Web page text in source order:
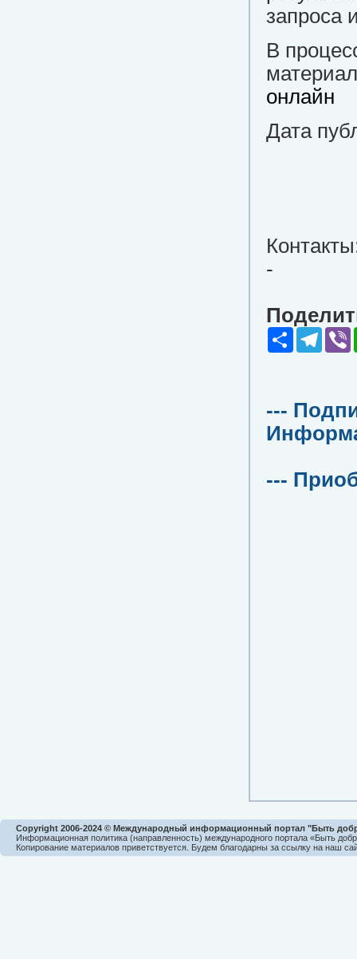
запроса
В
онлайн
Дата
-
Share
---
---
Copyright 2006-2024 © Международный информационный портал "Быть
Информационная политика (направленность) международного портала «Быть
Копирование материалов приветствуется. Будем благодарны за ссылку на наш